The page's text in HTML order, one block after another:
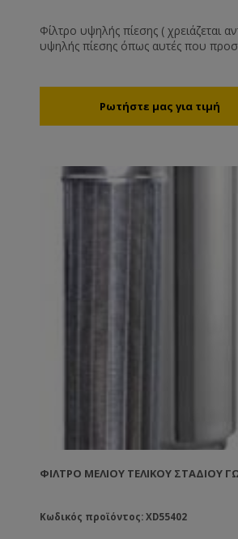
Φίλτρο υψηλής πίεσης ( χρειάζεται
υψηλής πίεσης όπως αυτές που
κουβούκλιο Το αφαιρούμενο φίλτρο Την τάπα
ασφάλιση με το περικόχλιο της Το μέλι μπαίνει μέσα
ΦΊΛΤΡΟ ΜΕΛΙΟΎ ΤΕΛΙΚΟΎ ΣΤΑΔΊΟΥ
Κωδικός προϊόντος: XD55402